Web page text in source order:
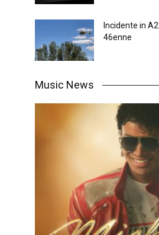
Incidente in
46enne
Music News